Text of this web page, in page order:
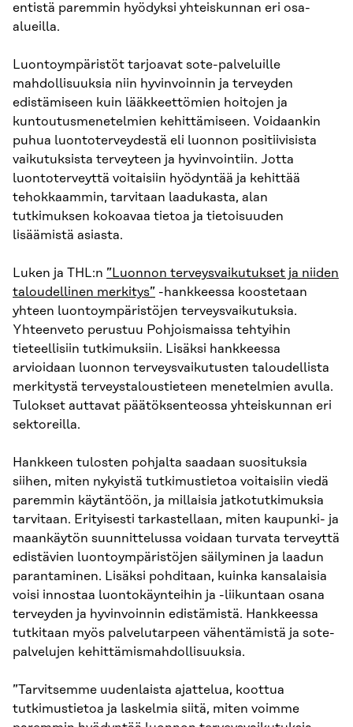
entistä paremmin hyödyksi yhteiskunnan eri osa-
alueilla.
Luontoympäristöt tarjoavat sote-palveluille
mahdollisuuksia niin hyvinvoinnin ja terveyden
edistämiseen kuin lääkkeettömien hoitojen ja
kuntoutusmenetelmien kehittämiseen. Voidaankin
puhua luontoterveydestä eli luonnon positiivisista
vaikutuksista terveyteen ja hyvinvointiin. Jotta
luontoterveyttä voitaisiin hyödyntää ja kehittää
tehokkaammin, tarvitaan laadukasta, alan
tutkimuksen kokoavaa tietoa ja tietoisuuden
lisäämistä asiasta.
Luken ja THL:n ”Luonnon terveysvaikutukset ja niiden
taloudellinen merkitys” -hankkeessa koostetaan
yhteen luontoympäristöjen terveysvaikutuksia.
Yhteenveto perustuu Pohjoismaissa tehtyihin
tieteellisiin tutkimuksiin. Lisäksi hankkeessa
arvioidaan luonnon terveysvaikutusten taloudellista
merkitystä terveystaloustieteen menetelmien avulla.
Tulokset auttavat päätöksenteossa yhteiskunnan eri
sektoreilla.
Hankkeen tulosten pohjalta saadaan suosituksia
siihen, miten nykyistä tutkimustietoa voitaisiin viedä
paremmin käytäntöön, ja millaisia jatkotutkimuksia
tarvitaan. Erityisesti tarkastellaan, miten kaupunki- ja
maankäytön suunnittelussa voidaan turvata terveyttä
edistävien luontoympäristöjen säilyminen ja laadun
parantaminen. Lisäksi pohditaan, kuinka kansalaisia
voisi innostaa luontokäynteihin ja -liikuntaan osana
terveyden ja hyvinvoinnin edistämistä. Hankkeessa
tutkitaan myös palvelutarpeen vähentämistä ja sote-
palvelujen kehittämismahdollisuuksia.
”Tarvitsemme uudenlaista ajattelua, koottua
tutkimustietoa ja laskelmia siitä, miten voimme